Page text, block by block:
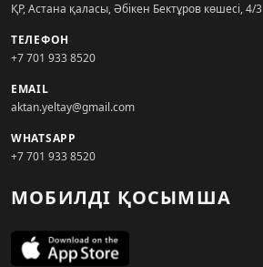
ҚР, Астана қаласы, Әбікен Бектұров көшесі, 4/3
ТЕЛЕФОН
+7 701 933 8520
EMAIL
aktan.yeltay@gmail.com
WHATSAPP
+7 701 933 8520
МОБИЛДІ ҚОСЫМША